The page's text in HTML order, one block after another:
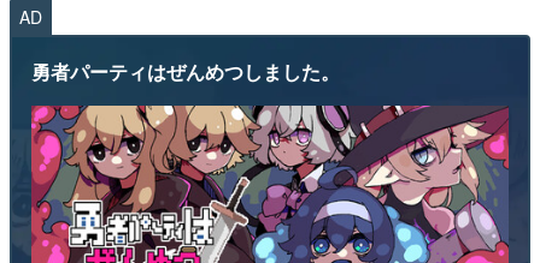
AD
勇者パーティはぜんめつしました。